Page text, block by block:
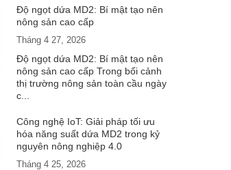
Độ ngọt dứa MD2: Bí mật tạo nên
nông sản cao cấp
Tháng 4 27, 2026
Độ ngọt dứa MD2: Bí mật tạo nên
nông sản cao cấp Trong bối cảnh
thị trường nông sản toàn cầu ngày
c...
Công nghệ IoT: Giải pháp tối ưu
hóa năng suất dứa MD2 trong kỷ
nguyên nông nghiệp 4.0
Tháng 4 25, 2026